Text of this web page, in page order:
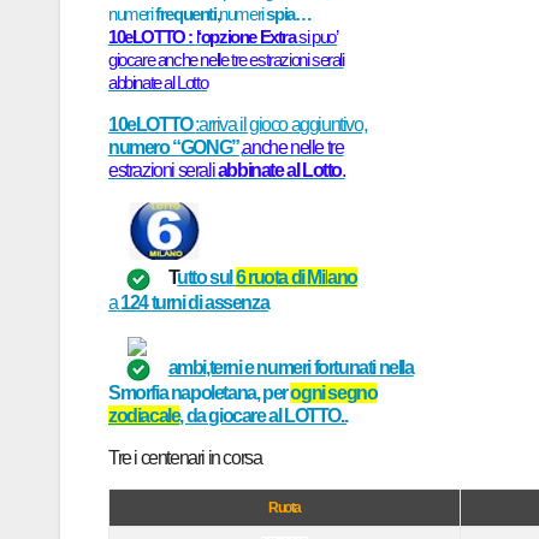
numerifrequenti,numerispia…
10eLOTTO : l‘opzione Extrasi puo’
giocare anche nelle tre estrazioni serali
abbinate al Lotto
10eLOTTO:arriva il gioco aggiuntivo,
numero “GONG”,anche nelle tre
estrazioni seraliabbinate al Lotto.
Tutto sul 6ruota di Milano
a124turnidi assenza
ambi,terni e numeri fortunatinella
Smorfia napoletana, perognisegno
zodiacale, da giocare al LOTTO..
Tre i centenari in corsa
Ruota